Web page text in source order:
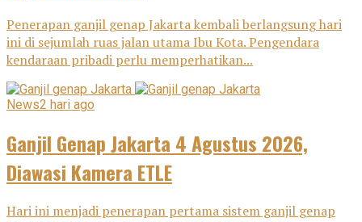
Penerapan ganjil genap Jakarta kembali berlangsung hari
ini di sejumlah ruas jalan utama Ibu Kota. Pengendara
kendaraan pribadi perlu memperhatikan...
News2 hari ago
Ganjil Genap Jakarta 4 Agustus 2026,
Diawasi Kamera ETLE
Hari ini menjadi penerapan pertama sistem ganjil genap